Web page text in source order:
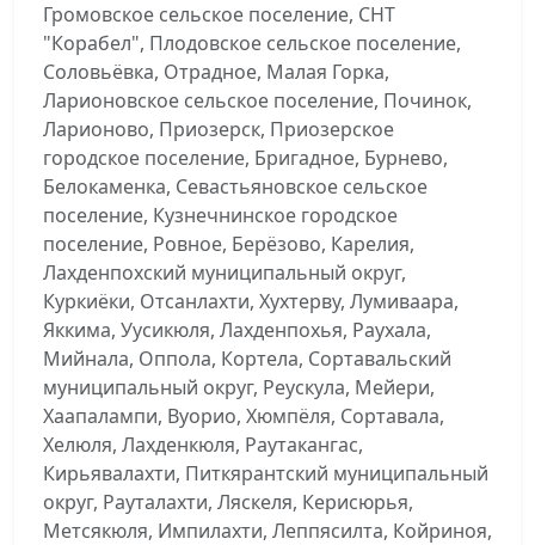
Громовское сельское поселение, СНТ
"Корабел", Плодовское сельское поселение,
Соловьёвка, Отрадное, Малая Горка,
Ларионовское сельское поселение, Починок,
Ларионово, Приозерск, Приозерское
городское поселение, Бригадное, Бурнево,
Белокаменка, Севастьяновское сельское
поселение, Кузнечнинское городское
поселение, Ровное, Берёзово, Карелия,
Лахденпохский муниципальный округ,
Куркиёки, Отсанлахти, Хухтерву, Лумиваара,
Яккима, Уусикюля, Лахденпохья, Раухала,
Мийнала, Оппола, Кортела, Сортавальский
муниципальный округ, Реускула, Мейери,
Хаапалампи, Вуорио, Хюмпёля, Сортавала,
Хелюля, Лахденкюля, Раутакангас,
Кирьявалахти, Питкярантский муниципальный
округ, Рауталахти, Ляскеля, Керисюрья,
Метсякюля, Импилахти, Леппясилта, Койриноя,